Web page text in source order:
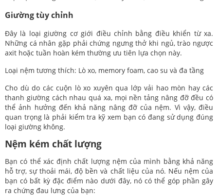
Giường tùy chỉnh
Đây là loại giường cơ giới điều chỉnh bằng điều khiển từ xa.
Những cá nhân gặp phải chứng ngưng thở khi ngủ, trào ngược
axit hoặc tuần hoàn kém thường ưu tiên lựa chọn này.
Loại nệm tương thích: Lò xo, memory foam, cao su và đa tầng
Cho dù do các cuộn lò xo xuyên qua lớp vải hao mòn hay các
thanh giường cách nhau quá xa, mọi nền tảng nâng đỡ đều có
thể ảnh hưởng đến khả năng nâng đỡ của nệm. Vì vậy, điều
quan trọng là phải kiểm tra kỹ xem bạn có đang sử dụng đúng
loại giường không.
Nệm kém chất lượng
Bạn có thể xác định chất lượng nệm của mình bằng khả năng
hỗ trợ, sự thoải mái, độ bền và chất liệu của nó. Nếu nệm của
bạn có bất kỳ đặc điểm nào dưới đây, nó có thể góp phần gây
ra chứng đau lưng của bạn: